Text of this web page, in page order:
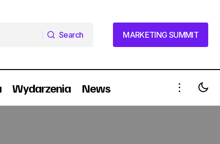
Search
MARKETING SUMMIT
MARKETING SUMMIT
Wydarzenia News